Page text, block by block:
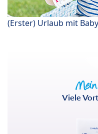
(Erster) Urlaub mit
Viele